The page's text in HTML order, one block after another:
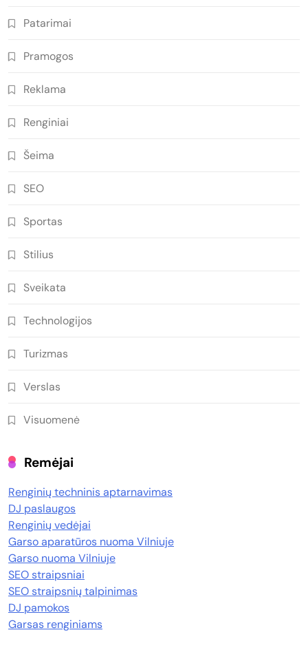
Patarimai
Pramogos
Reklama
Renginiai
Šeima
SEO
Sportas
Stilius
Sveikata
Technologijos
Turizmas
Verslas
Visuomenė
Remėjai
Renginių techninis aptarnavimas
DJ paslaugos
Renginių vedėjai
Garso aparatūros nuoma Vilniuje
Garso nuoma Vilniuje
SEO straipsniai
SEO straipsnių talpinimas
DJ pamokos
Garsas renginiams